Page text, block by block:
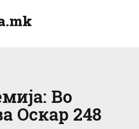
Во
Оскар 248